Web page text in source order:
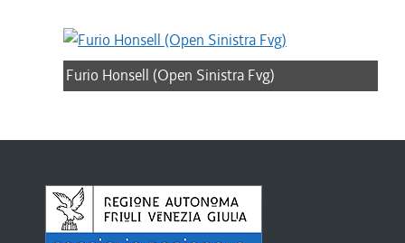
Furio Honsell (Open Sinistra Fvg)